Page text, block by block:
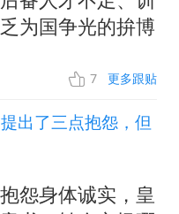
为国争光的拚博
7 更多跟贴
出了三点抱怨，但
怨身体诚实，皇